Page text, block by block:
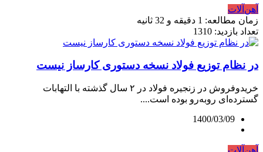
آهن‌آلات
زمان مطالعه: 1 دقیقه و 32 ثانیه
تعداد بازدید: 1310
در نظام توزیع فولاد نسخه دستوری کارساز نیست
خریدوفروش در زنجیره فولاد در ۲ سال گذشته با التهابات
گسترده‌ای روبه‌رو بوده است....
1400/03/09